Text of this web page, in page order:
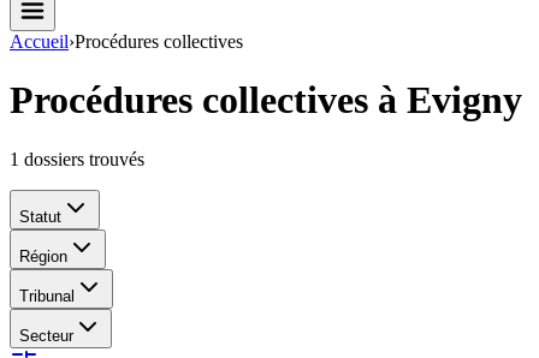
Accueil›Procédures collectives
Procédures collectives à Evigny
1 dossiers trouvés
Statut
Région
Tribunal
Secteur